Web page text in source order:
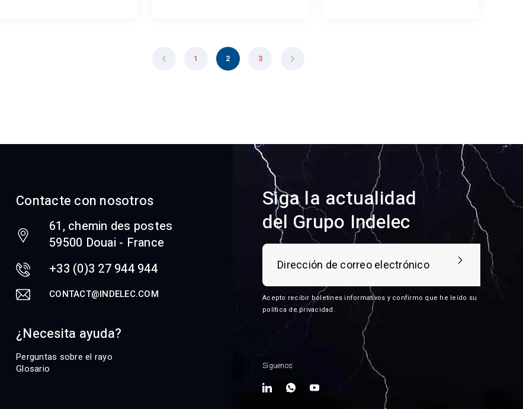
1 2 3
Contacte con nosotros
61, chemin des postes
59500 Douai - France
+33 (0)3 27 944 944
CONTACT@INDELEC.COM
¿Necesita ayuda?
Perguntas sobre el rayo
Glosario
Siga la actualidad
del Grupo Indelec
Acepto recibir boletines informativos y confirmo que he leído su
política de privacidad .
Síguenos